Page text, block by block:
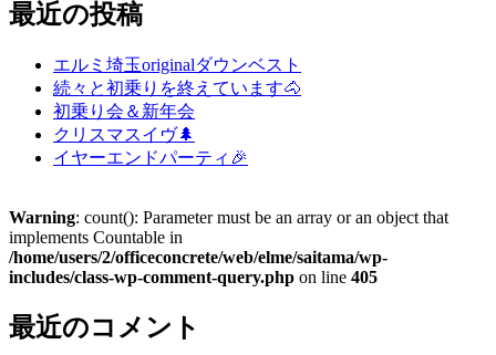
最近の投稿
エルミ埼玉originalダウンベスト
続々と初乗りを終えています🐴
初乗り会＆新年会
クリスマスイヴ🌲
イヤーエンドパーティ🎉
Warning: count(): Parameter must be an array or an object that
implements Countable in
/home/users/2/officeconcrete/web/elme/saitama/wp-
includes/class-wp-comment-query.php on line 405
最近のコメント